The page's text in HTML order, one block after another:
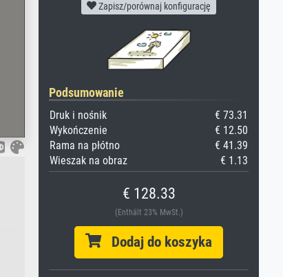
Zapisz/porównaj konfigurację
Podsumowanie
Druk i nośnik
€ 73.31
Wykończenie
€ 12.50
Rama na płótno
€ 41.39
Wieszak na obraz
€ 1.13
€ 128.33
(Enthält 23% MwSt.)
Dodaj do koszyka